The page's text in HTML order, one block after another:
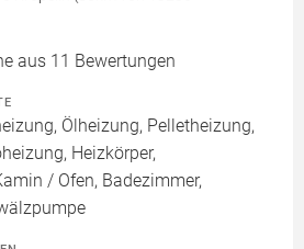
aus 11 Bewertungen
Ölheizung, Pelletheizung,
Heizkörper,
/ Ofen, Badezimmer,